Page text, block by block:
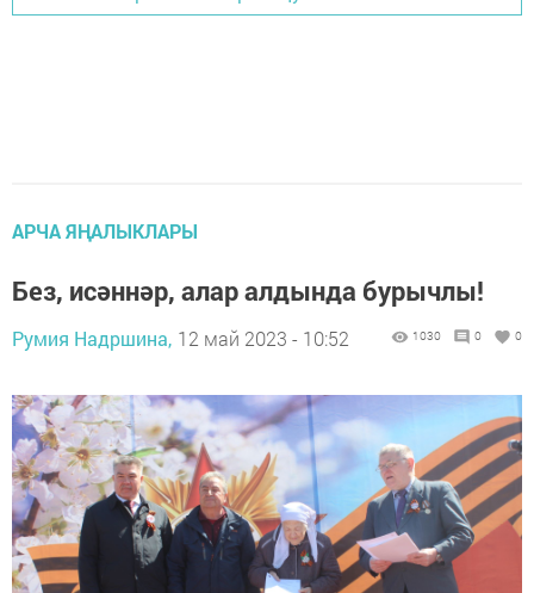
АРЧА ЯҢАЛЫКЛАРЫ
Без, исәннәр, алар алдында бурычлы!
Румия Надршина, 12 май 2023 - 10:52 1030 0 0